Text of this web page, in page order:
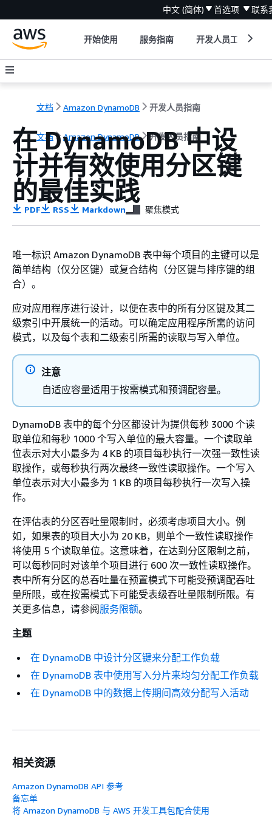
中文 (简体) 首选项 联系
开始使用 服务指南 开发人员工具
文档 Amazon DynamoDB 开发人员指南
文档 Amazon DynamoDB 开发人员指南
在 DynamoDB 中设
计并有效使用分区键
的最佳实践
PDF RSS Markdown 聚焦模式
唯一标识 Amazon DynamoDB 表中每个项目的主键可以是
简单结构（仅分区键）或复合结构（分区键与排序键的组
合）。
应对应用程序进行设计，以便在表中的所有分区键及其二
级索引中开展统一的活动。可以确定应用程序所需的访问
模式，以及每个表和二级索引所需的读取与写入单位。
注意
自适应容量适用于按需模式和预调配容量。
DynamoDB 表中的每个分区都设计为提供每秒 3000 个读
取单位和每秒 1000 个写入单位的最大容量。一个读取单
位表示对大小最多为 4 KB 的项目每秒执行一次强一致性读
取操作，或每秒执行两次最终一致性读取操作。一个写入
单位表示对大小最多为 1 KB 的项目每秒执行一次写入操
作。
在评估表的分区吞吐量限制时，必须考虑项目大小。例
如，如果表的项目大小为 20 KB，则单个一致性读取操作
将使用 5 个读取单位。这意味着，在达到分区限制之前，
可以每秒同时对该单个项目进行 600 次一致性读取操作。
表中所有分区的总吞吐量在预置模式下可能受预调配吞吐
量所限，或在按需模式下可能受表级吞吐量限制所限。有
关更多信息，请参阅服务限额。
主题
在 DynamoDB 中设计分区键来分配工作负载
在 DynamoDB 表中使用写入分片来均匀分配工作负载
在 DynamoDB 中的数据上传期间高效分配写入活动
相关资源
Amazon DynamoDB API 参考
备忘单
将 Amazon DynamoDB 与 AWS 开发工具包配合使用